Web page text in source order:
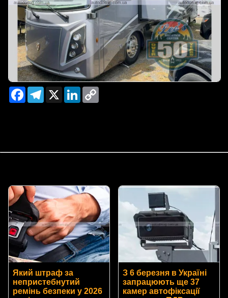
FacebookTelegram
X LinkedIn
Який штраф за
непристебнутий
ремінь безпеки у 2026
З 6 березня в Україні
запрацюють ще 37
камер автофіксації